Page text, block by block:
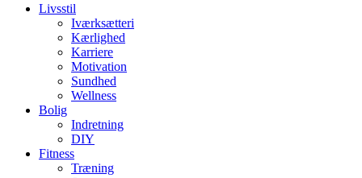
Livsstil
Iværksætteri
Kærlighed
Karriere
Motivation
Sundhed
Wellness
Bolig
Indretning
DIY
Fitness
Træning